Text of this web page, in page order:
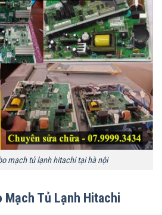
mạch tủ lạnh hitachi tại hà nội
Mạch Tủ Lạnh Hitachi